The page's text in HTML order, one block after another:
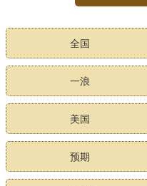
全国
一浪
美国
预期